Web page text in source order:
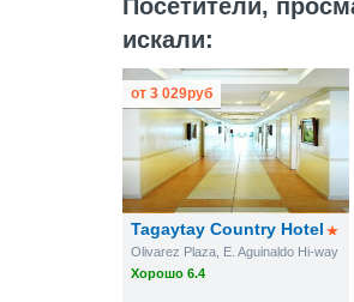
Посетители,
искали:
Tagaytay Country Hotel
Olivarez Plaza, E. Aguinaldo Hi-way
Хорошо 6.4
от 3 029руб